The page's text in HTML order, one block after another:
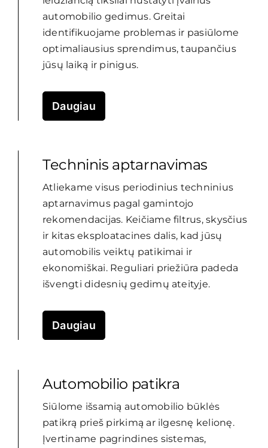
automobilio gedimus. Greitai
identifikuojame problemas ir pasiūlome
optimaliausius sprendimus, taupančius
jūsų laiką ir pinigus.
Daugiau
Techninis aptarnavimas
Atliekame visus periodinius techninius
aptarnavimus pagal gamintojo
rekomendacijas. Keičiame filtrus, skysčius
ir kitas eksploatacines dalis, kad jūsų
automobilis veiktų patikimai ir
ekonomiškai. Reguliari priežiūra padeda
išvengti didesnių gedimų ateityje.
Daugiau
Automobilio patikra
Siūlome išsamią automobilio būklės
patikrą prieš pirkimą ar ilgesnę kelionę.
Įvertiname pagrindines sistemas,